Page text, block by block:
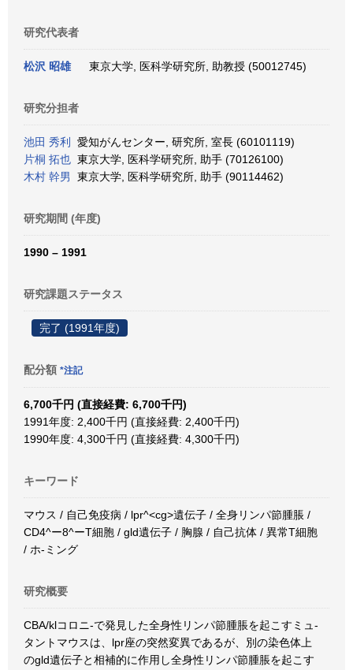
研究代表者
松沢 昭雄 東京大学, 医科学研究所, 助教授 (50012745)
研究分担者
池田 秀利
愛知がんセンター, 研究所, 室長 (60101119)
片桐 拓也 東京大学, 医科学研究所, 助手 (70126100)
木村 幹男
東京大学, 医科学研究所, 助手 (90114462)
研究期間 (年度)
1990 – 1991
研究課題ステータス
完了 (1991年度)
配分額 *注記
6,700千円 (直接経費: 6,700千円)
1991年度: 2,400千円 (直接経費: 2,400千円)
1990年度: 4,300千円 (直接経費: 4,300千円)
キーワード
マウス / 自己免疫病 / lpr^<cg>遺伝子 / 全身リンパ節腫脹 /
CD4^ー8^ーT細胞 / gld遺伝子 / 胸腺 / 自己抗体 / 異常T細胞
/ ホ-ミング
研究概要
CBA/klコロニ-で発見した全身性リンパ節腫脹を起こすミュ-
タントマウスは、lpr座の突然変異であるが、別の染色体上
のgld遺伝子と相補的に作用し全身性リンパ節腫脹を起こす